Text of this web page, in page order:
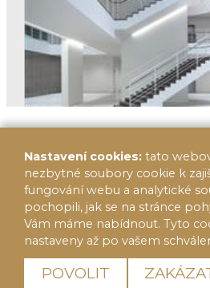
© 2020 FF Reality 2014,
Nastavení cookies: tato
nezbytné soubory cookie k
fungování webu a analytické
pochopili, jak se na stránce
Vám máme nabídnout. Tyto
nastaveny až po vašem
POVOLIT